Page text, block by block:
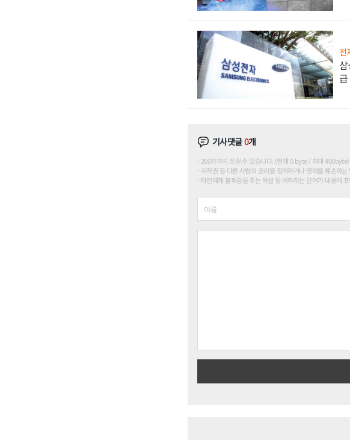
전
급
기사댓글0개
200자까지 쓰실 수 있습니다. (현재 0 byte / 최대 400byte)
저작권 등 다른 사람의 권리를 침해하거나 명예를 훼손하
타인에게 불쾌감을 주는 욕설 등 비하하는 단어가 내용에